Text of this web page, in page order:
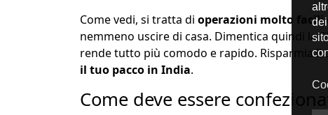
Come vedi, si tratta di operazioni molto facili
nemmeno uscire di casa. Dimentica quindi la
rende tutto più comodo e rapido. Risparmia il
il tuo pacco in India.
Come deve essere